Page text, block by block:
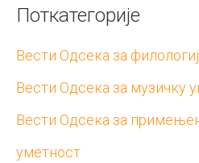
Поткатегорије
Вести Одсека за
Вести Одсека за музичку
Вести Одсека за
уметност